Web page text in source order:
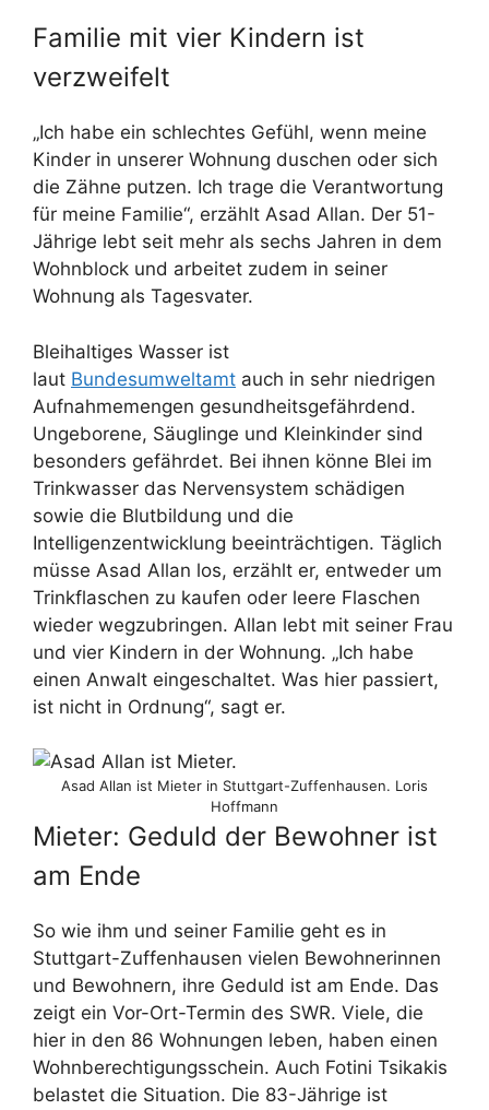
Familie mit vier Kindern ist
verzweifelt
„Ich habe ein schlechtes Gefühl, wenn meine
Kinder in unserer Wohnung duschen oder sich
die Zähne putzen. Ich trage die Verantwortung
für meine Familie“, erzählt Asad Allan. Der 51-
Jährige lebt seit mehr als sechs Jahren in dem
Wohnblock und arbeitet zudem in seiner
Wohnung als Tagesvater.
Bleihaltiges Wasser ist
laut Bundesumweltamt auch in sehr niedrigen
Aufnahmemengen gesundheitsgefährdend.
Ungeborene, Säuglinge und Kleinkinder sind
besonders gefährdet. Bei ihnen könne Blei im
Trinkwasser das Nervensystem schädigen
sowie die Blutbildung und die
Intelligenzentwicklung beeinträchtigen. Täglich
müsse Asad Allan los, erzählt er, entweder um
Trinkflaschen zu kaufen oder leere Flaschen
wieder wegzubringen. Allan lebt mit seiner Frau
und vier Kindern in der Wohnung. „Ich habe
einen Anwalt eingeschaltet. Was hier passiert,
ist nicht in Ordnung“, sagt er.
Asad Allan ist Mieter in Stuttgart-Zuffenhausen. Loris
Hoffmann
Mieter: Geduld der Bewohner ist
am Ende
So wie ihm und seiner Familie geht es in
Stuttgart-Zuffenhausen vielen Bewohnerinnen
und Bewohnern, ihre Geduld ist am Ende. Das
zeigt ein Vor-Ort-Termin des SWR. Viele, die
hier in den 86 Wohnungen leben, haben einen
Wohnberechtigungsschein. Auch Fotini Tsikakis
belastet die Situation. Die 83-Jährige ist